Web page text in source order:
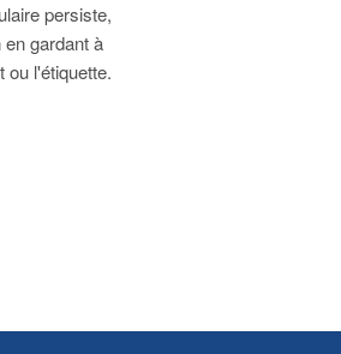
persiste,
gardant à
ou l'étiquette.